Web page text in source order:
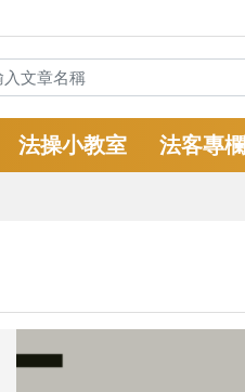
法操小教室 法客專欄